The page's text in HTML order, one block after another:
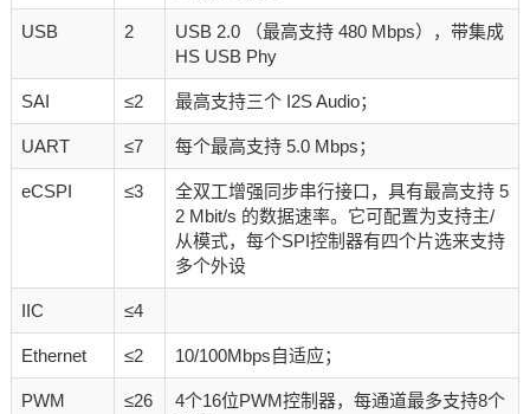
USB 2
USB 2.0 （最高支持 480 Mbps），带集成
HS USB Phy
SAI ≤2 最高支持三个 I2S Audio；
UART ≤7 每个最高支持 5.0 Mbps；
eCSPI ≤3
全双工增强同步串行接口，具有最高支持 5
2 Mbit/s 的数据速率。它可配置为支持主/
从模式，每个SPI控制器有四个片选来支持
多个外设
IIC ≤4
Ethernet ≤2 10/100Mbps自适应；
PWM ≤26
4个16位PWM控制器，每通道最多支持8个